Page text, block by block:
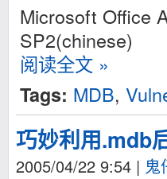
Microsoft Office
SP2(chinese)
阅读全文 »
Tags: MDB,
巧妙利用.mdb
2005/04/22 9:54 | 鬼